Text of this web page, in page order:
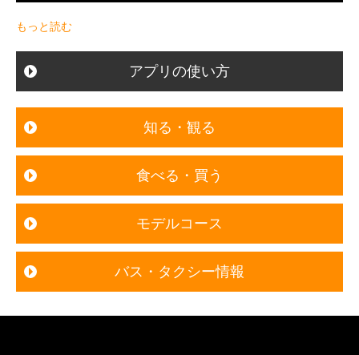
もっと読む
アプリの使い方
知る・観る
食べる・買う
モデルコース
バス・タクシー情報